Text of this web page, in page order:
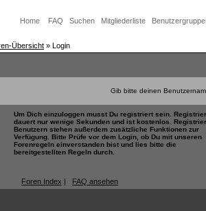
Home FAQ Suchen Mitgliederliste
Übersicht » Login
Gib bitte deinen
Um Dich einzuloggen musst Du registriert sein.
dauert nur wenige Sekunden und ist kostenlos.
Benutzern stehen außerdem zusätzliche Funktionen zur
Verfügung. Bitte Prüfe vor dem Login, ob Du mit unseren
Forenregeln einverstanden bist und lies bitte die
bereitgestellten Regeln durch.
Foren Index | FAQ ansehen